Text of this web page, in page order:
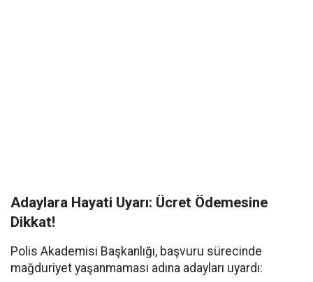
Adaylara Hayati Uyarı: Ücret Ödemesine
Dikkat!
Polis Akademisi Başkanlığı, başvuru sürecinde
mağduriyet yaşanmaması adına adayları uyardı: